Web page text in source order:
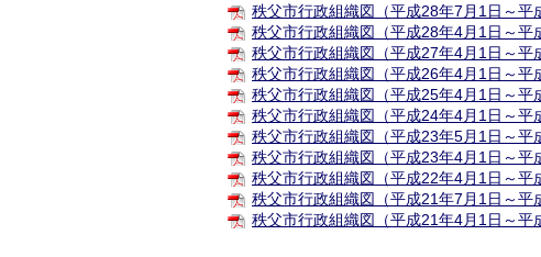
秩父市行政組織図（平成28年7月1日～平
秩父市行政組織図（平成28年4月1日～平
秩父市行政組織図（平成27年4月1日～平
秩父市行政組織図（平成26年4月1日～平
秩父市行政組織図（平成25年4月1日～平
秩父市行政組織図（平成24年4月1日～平
秩父市行政組織図（平成23年5月1日～平
秩父市行政組織図（平成23年4月1日～平
秩父市行政組織図（平成22年4月1日～平
秩父市行政組織図（平成21年7月1日～平
秩父市行政組織図（平成21年4月1日～平